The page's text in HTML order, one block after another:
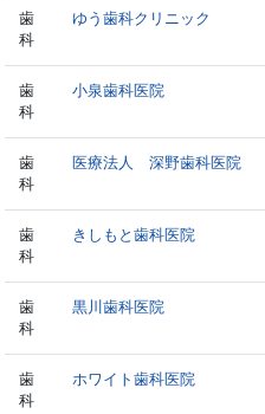
歯
科
ゆう歯科クリニック
歯
科
小泉歯科医院
歯
科
医療法人 深野歯科医院
歯
科
きしもと歯科医院
歯
科
黒川歯科医院
歯
科
ホワイト歯科医院